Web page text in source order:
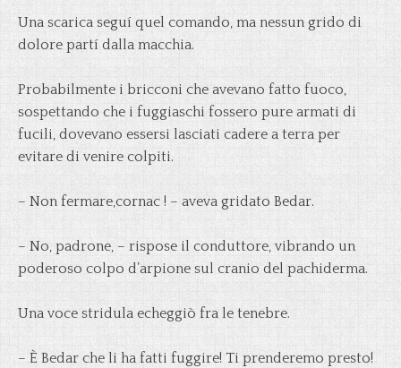
Una scarica seguí quel comando, ma nessun grido di
dolore partí dalla macchia.
Probabilmente i bricconi che avevano fatto fuoco,
sospettando che i fuggiaschi fossero pure armati di
fucili, dovevano essersi lasciati cadere a terra per
evitare di venire colpiti.
– Non fermare,cornac ! – aveva gridato Bedar.
– No, padrone, – rispose il conduttore, vibrando un
poderoso colpo d’arpione sul cranio del pachiderma.
Una voce stridula echeggiò fra le tenebre.
– È Bedar che li ha fatti fuggire! Ti prenderemo presto!